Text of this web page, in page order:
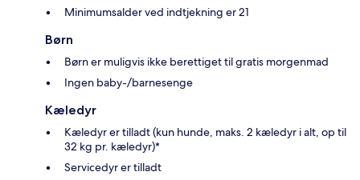
Minimumsalder ved indtjekning er 21
Børn
Børn er muligvis ikke berettiget til gratis morgenmad
Ingen baby-/barnesenge
Kæledyr
Kæledyr er tilladt (kun hunde, maks. 2 kæledyr i alt, op til
32 kg pr. kæledyr)*
Servicedyr er tilladt